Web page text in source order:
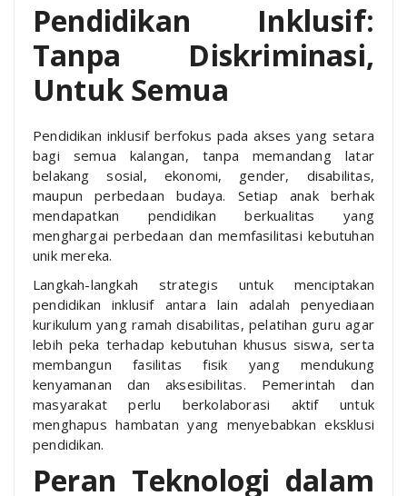
Pendidikan Inklusif:
Tanpa Diskriminasi,
Untuk Semua
Pendidikan inklusif berfokus pada akses yang setara
bagi semua kalangan, tanpa memandang latar
belakang sosial, ekonomi, gender, disabilitas,
maupun perbedaan budaya. Setiap anak berhak
mendapatkan pendidikan berkualitas yang
menghargai perbedaan dan memfasilitasi kebutuhan
unik mereka.
Langkah-langkah strategis untuk menciptakan
pendidikan inklusif antara lain adalah penyediaan
kurikulum yang ramah disabilitas, pelatihan guru agar
lebih peka terhadap kebutuhan khusus siswa, serta
membangun fasilitas fisik yang mendukung
kenyamanan dan aksesibilitas. Pemerintah dan
masyarakat perlu berkolaborasi aktif untuk
menghapus hambatan yang menyebabkan eksklusi
pendidikan.
Peran Teknologi dalam